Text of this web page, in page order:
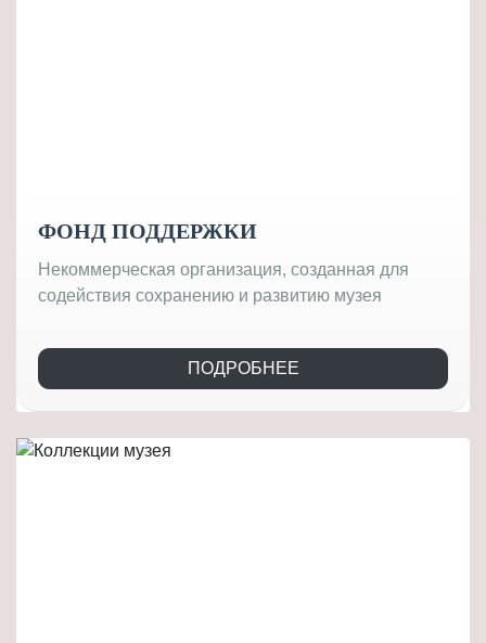
ФОНД ПОДДЕРЖКИ
Некоммерческая организация, созданная для
содействия сохранению и развитию музея
ПОДРОБНЕЕ